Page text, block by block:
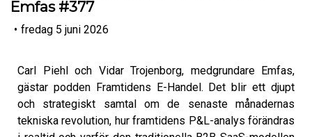
Emfas #377
• fredag 5 juni 2026
Carl Piehl och Vidar Trojenborg, medgrundare Emfas,
gästar podden Framtidens E-Handel. Det blir ett djupt
och strategiskt samtal om de senaste månadernas
tekniska revolution, hur framtidens P&L-analys förändras